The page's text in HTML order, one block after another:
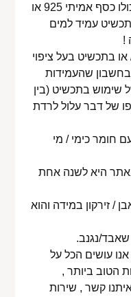
במידה ומדובר בתכשיט שכולו כסף אמיתי 925 או
עמיד למים
!
בתכשיט בעל ציפוי
שהעמידות
שימוש בתכשיט (בין
של דבר עלול לרדת
חומר כימי / מי
היא לשנה אחת
/ זירקון במידה והוא
נגנב.
עושים הכל על
הטוב ביותר ,
קשר , שירות